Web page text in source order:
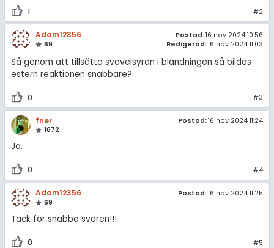
1 #2
Adam12356
69
Postad:16 nov 2024 10:56
Redigerad:16 nov 2024 11:03
Så genom att tillsätta svavelsyran i blandningen så bildas
estern reaktionen snabbare?
0 #3
fner
1672
Postad:16 nov 2024 11:24
Ja.
0 #4
Adam12356
69
Postad:16 nov 2024 11:25
Tack för snabba svaren!!!
0 #5